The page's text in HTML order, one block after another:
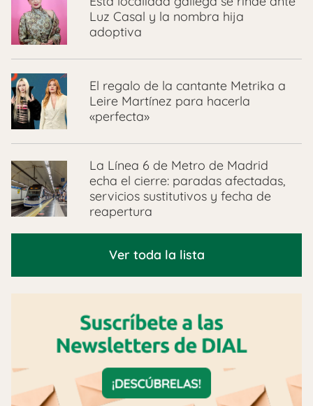
Luz Casal y la nombra hija
adoptiva
El regalo de la cantante Metrika a
Leire Martínez para hacerla
«perfecta»
La Línea 6 de Metro de Madrid
echa el cierre: paradas afectadas,
servicios sustitutivos y fecha de
reapertura
Ver toda la lista